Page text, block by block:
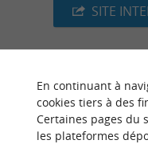
SITE
Source :Sirtaqui-
En continuant à
cookies tiers à des
Certaines pages du
les plateformes